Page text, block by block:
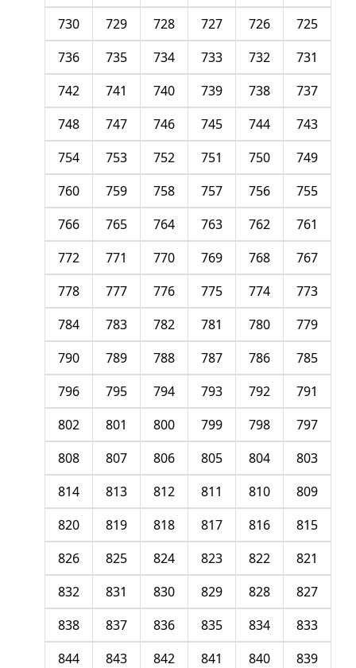
725
726
727
728
729
730
731
732
733
734
735
736
737
738
739
740
741
742
743
744
745
746
747
748
749
750
751
752
753
754
755
756
757
758
759
760
761
762
763
764
765
766
767
768
769
770
771
772
773
774
775
776
777
778
779
780
781
782
783
784
785
786
787
788
789
790
791
792
793
794
795
796
797
798
799
800
801
802
803
804
805
806
807
808
809
810
811
812
813
814
815
816
817
818
819
820
821
822
823
824
825
826
827
828
829
830
831
832
833
834
835
836
837
838
839
840
841
842
843
844